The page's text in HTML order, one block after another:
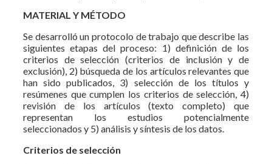
MATERIAL Y MÉTODO
Se desarrolló un protocolo de trabajo que describe las
siguientes etapas del proceso: 1) definición de los
criterios de selección (criterios de inclusión y de
exclusión), 2) búsqueda de los artículos relevantes que
han sido publicados, 3) selección de los títulos y
resúmenes que cumplen los criterios de selección, 4)
revisión de los artículos (texto completo) que
representan los estudios potencialmente
seleccionados y 5) análisis y síntesis de los datos.
Criterios de selección